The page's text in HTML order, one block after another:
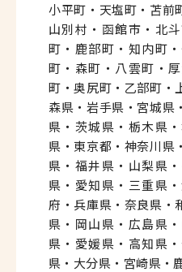
小平町・天塩町・苫前
山別村・函館市・北
町・鹿部町・知内町
町・森町・八雲町・
町・奥尻町・乙部町・
森県・岩手県・宮城県
県・茨城県・栃木県
県・東京都・神奈川県
県・福井県・山梨県
県・愛知県・三重県
府・兵庫県・奈良県・
県・岡山県・広島県
県・愛媛県・高知県
県・大分県・宮崎県・